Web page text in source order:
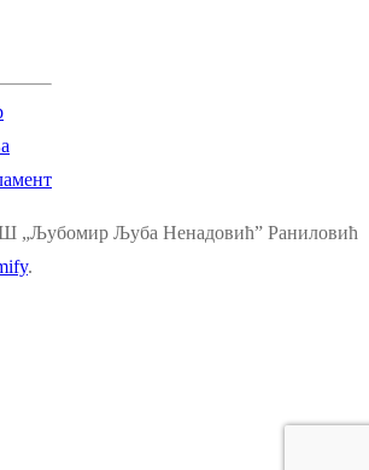
„Љубомир Љуба Ненадовић” Раниловић
.